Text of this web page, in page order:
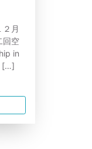
月
回空
in
[…]